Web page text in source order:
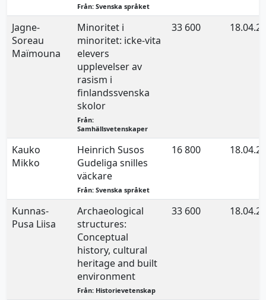
Från: Svenska språket
Jagne-
Soreau
Maïmouna
Minoritet i
minoritet: icke-vita
elevers
upplevelser av
rasism i
finlandssvenska
skolor
Från:
Samhällsvetenskaper
33 600
Kauko
Mikko
Heinrich Susos
Gudeliga snilles
väckare
Från: Svenska språket
16 800
Kunnas-
Pusa Liisa
Archaeological
structures:
Conceptual
history, cultural
heritage and built
environment
Från: Historievetenskap
33 600